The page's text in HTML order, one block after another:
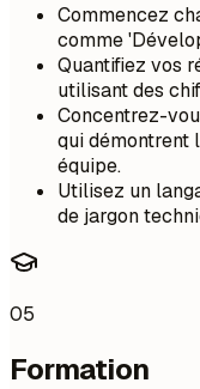
Commencez
comme
Quantifiez vos
utilisant des
Concentrez-
qui démontrent
équipe.
Utilisez un
de jargon
05
Formation